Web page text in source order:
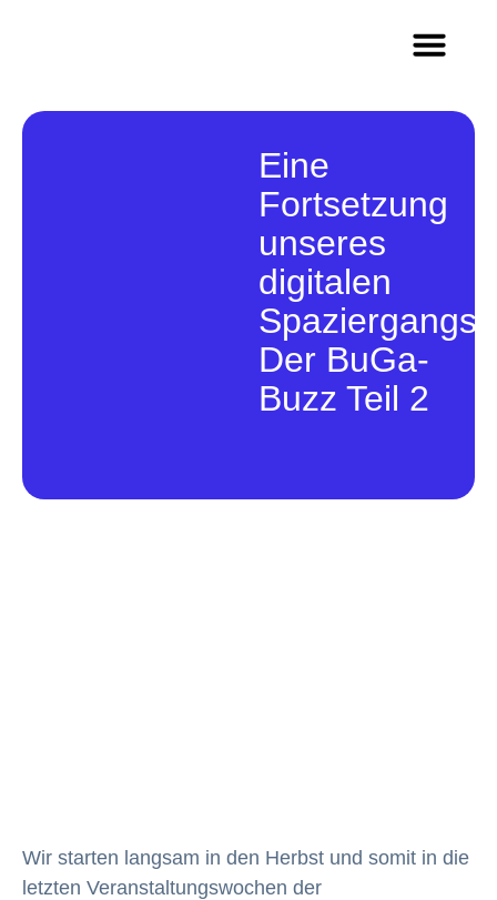
Eine
Fortsetzung
unseres
digitalen
Spaziergangs:
Der BuGa-
Buzz Teil 2
Wir starten langsam in den Herbst und somit in die
letzten Veranstaltungswochen der